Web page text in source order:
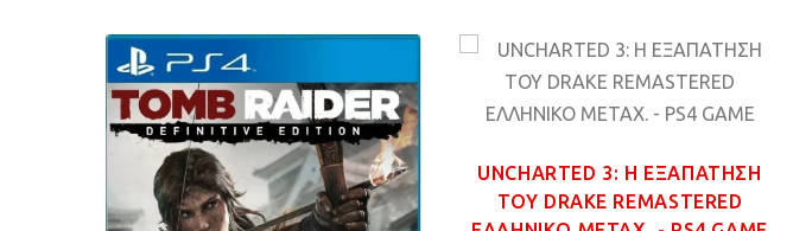
UNCHARTED 3: Η ΕΞΑΠΑΤΗΣΗ
ΤΟΥ DRAKE REMASTERED